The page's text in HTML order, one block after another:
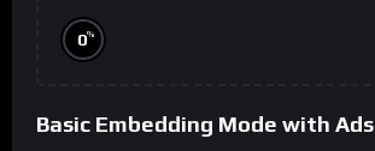
0%
Basic Embedding Mode with Ads